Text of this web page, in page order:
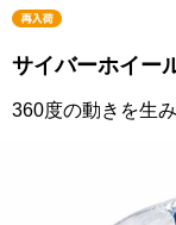
サイバーホイー
360度の動きを生